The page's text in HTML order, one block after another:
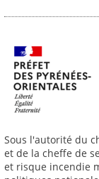
Sous l'autorité du
et de la cheffe de
et risque incendie